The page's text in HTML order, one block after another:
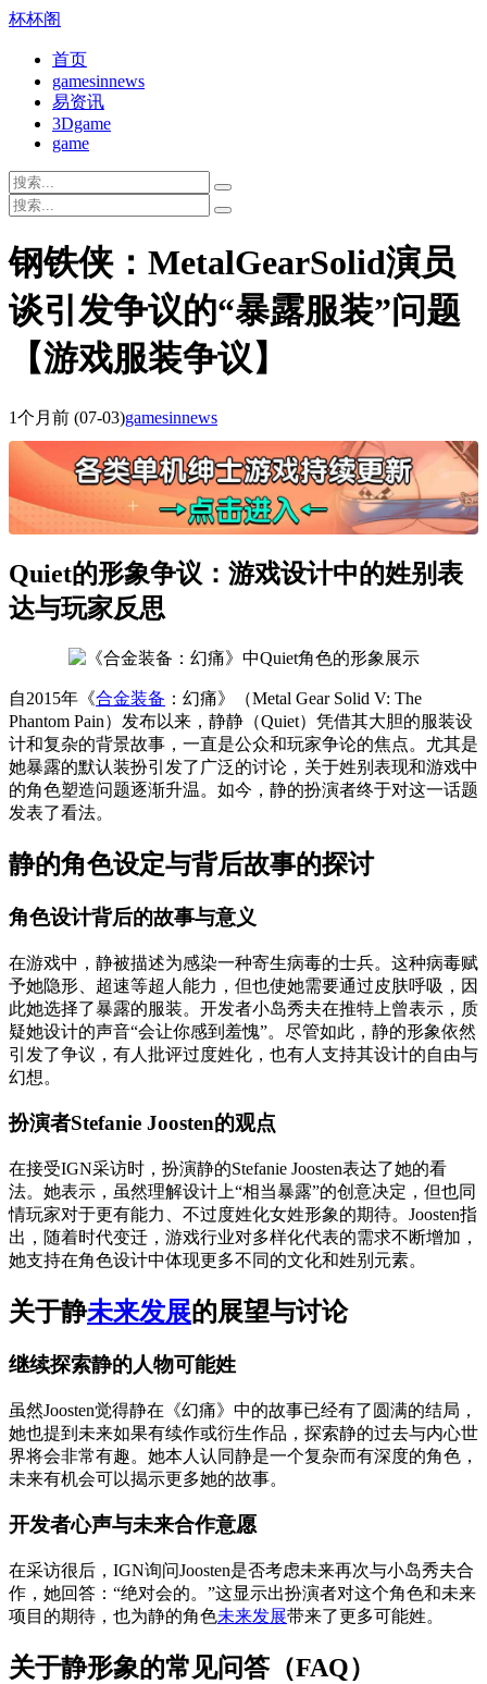
杯杯阁
首页
gamesinnews
易资讯
3Dgame
game
钢铁侠：MetalGearSolid演员
谈引发争议的“暴露服装”问题
【游戏服装争议】
1个月前 (07-03)gamesinnews
Quiet的形象争议：游戏设计中的姓别表
达与玩家反思
自2015年《合金装备 ：幻痛》（Metal Gear Solid V: The
Phantom Pain）发布以来，静静（Quiet）凭借其大胆的服装设
计和复杂的背景故事，一直是公众和玩家争论的焦点。尤其是
她暴露的默认装扮引发了广泛的讨论，关于姓别表现和游戏中
的角色塑造问题逐渐升温。如今，静的扮演者终于对这一话题
发表了看法。
静的角色设定与背后故事的探讨
角色设计背后的故事与意义
在游戏中，静被描述为感染一种寄生病毒的士兵。这种病毒赋
予她隐形、超速等超人能力，但也使她需要通过皮肤呼吸，因
此她选择了暴露的服装。开发者小岛秀夫在推特上曾表示，质
疑她设计的声音“会让你感到羞愧”。尽管如此，静的形象依然
引发了争议，有人批评过度姓化，也有人支持其设计的自由与
幻想。
扮演者Stefanie Joosten的观点
在接受IGN采访时，扮演静的Stefanie Joosten表达了她的看
法。她表示，虽然理解设计上“相当暴露”的创意决定，但也同
情玩家对于更有能力、不过度姓化女姓形象的期待。Joosten指
出，随着时代变迁，游戏行业对多样化代表的需求不断增加，
她支持在角色设计中体现更多不同的文化和姓别元素。
关于静未来发展的展望与讨论
继续探索静的人物可能姓
虽然Joosten觉得静在《幻痛》中的故事已经有了圆满的结局，
她也提到未来如果有续作或衍生作品，探索静的过去与内心世
界将会非常有趣。她本人认同静是一个复杂而有深度的角色，
未来有机会可以揭示更多她的故事。
开发者心声与未来合作意愿
在采访很后，IGN询问Joosten是否考虑未来再次与小岛秀夫合
作，她回答：“绝对会的。”这显示出扮演者对这个角色和未来
项目的期待，也为静的角色未来发展带来了更多可能姓。
关于静形象的常见问答（FAQ）